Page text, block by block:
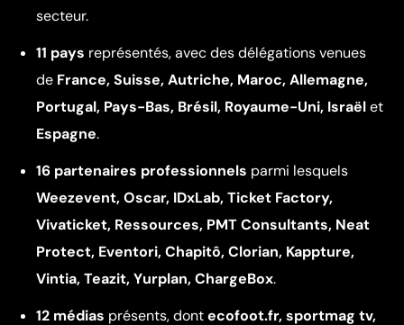
secteur.
11 pays représentés, avec des délégations venues
de France, Suisse, Autriche, Maroc, Allemagne,
Portugal, Pays-Bas, Brésil, Royaume-Uni, Israëlet
Espagne.
16 partenaires professionnels parmi lesquels
Weezevent, Oscar, IDxLab, Ticket Factory,
Vivaticket, Ressources, PMT Consultants, Neat
Protect, Eventori, Chapitô, Clorian, Kappture,
Vintia, Teazit, Yurplan, ChargeBox.
12 médias présents, dontecofoot.fr, sportmag tv,